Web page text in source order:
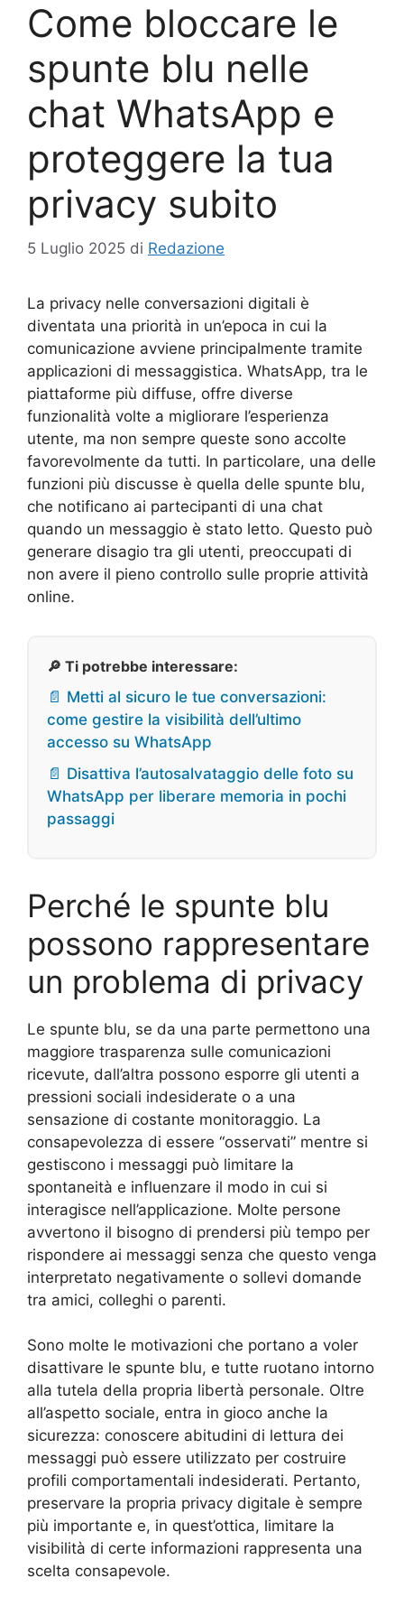
Come bloccare le
spunte blu nelle
chat WhatsApp e
proteggere la tua
privacy subito
5 Luglio 2025 di Redazione
La privacy nelle conversazioni digitali è
diventata una priorità in un’epoca in cui la
comunicazione avviene principalmente tramite
applicazioni di messaggistica. WhatsApp, tra le
piattaforme più diffuse, offre diverse
funzionalità volte a migliorare l’esperienza
utente, ma non sempre queste sono accolte
favorevolmente da tutti. In particolare, una delle
funzioni più discusse è quella delle spunte blu,
che notificano ai partecipanti di una chat
quando un messaggio è stato letto. Questo può
generare disagio tra gli utenti, preoccupati di
non avere il pieno controllo sulle proprie attività
online.
🔎 Ti potrebbe interessare:
📄 Metti al sicuro le tue conversazioni:
come gestire la visibilità dell’ultimo
accesso su WhatsApp
📄 Disattiva l’autosalvataggio delle foto su
WhatsApp per liberare memoria in pochi
passaggi
Perché le spunte blu
possono rappresentare
un problema di privacy
Le spunte blu, se da una parte permettono una
maggiore trasparenza sulle comunicazioni
ricevute, dall’altra possono esporre gli utenti a
pressioni sociali indesiderate o a una
sensazione di costante monitoraggio. La
consapevolezza di essere “osservati” mentre si
gestiscono i messaggi può limitare la
spontaneità e influenzare il modo in cui si
interagisce nell’applicazione. Molte persone
avvertono il bisogno di prendersi più tempo per
rispondere ai messaggi senza che questo venga
interpretato negativamente o sollevi domande
tra amici, colleghi o parenti.
Sono molte le motivazioni che portano a voler
disattivare le spunte blu, e tutte ruotano intorno
alla tutela della propria libertà personale. Oltre
all’aspetto sociale, entra in gioco anche la
sicurezza: conoscere abitudini di lettura dei
messaggi può essere utilizzato per costruire
profili comportamentali indesiderati. Pertanto,
preservare la propria privacy digitale è sempre
più importante e, in quest’ottica, limitare la
visibilità di certe informazioni rappresenta una
scelta consapevole.